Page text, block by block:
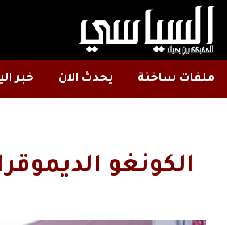
ملفات ساخنة يحدث الآن خبر
الكونغو الديموقراطية :